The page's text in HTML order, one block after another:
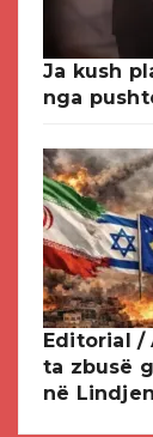
Ja kush
nga
Editorial /
ta zbusë
në